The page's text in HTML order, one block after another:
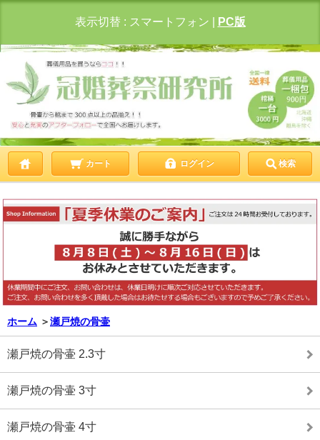
表示切替 : スマートフォン PC版
カート ログイン 検索
ホーム ＞瀬戸焼の骨壷
瀬戸焼の骨壷 2.3寸
瀬戸焼の骨壷 3寸
瀬戸焼の骨壷 4寸